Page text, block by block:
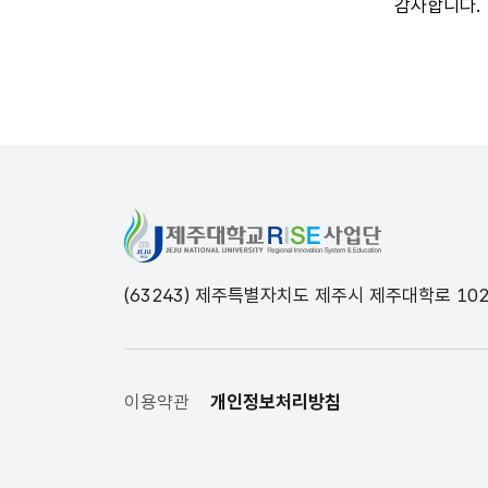
감사합니다.
(63243) 제주특별자치도 제주시 제주대학로
이용약관 개인정보처리방침